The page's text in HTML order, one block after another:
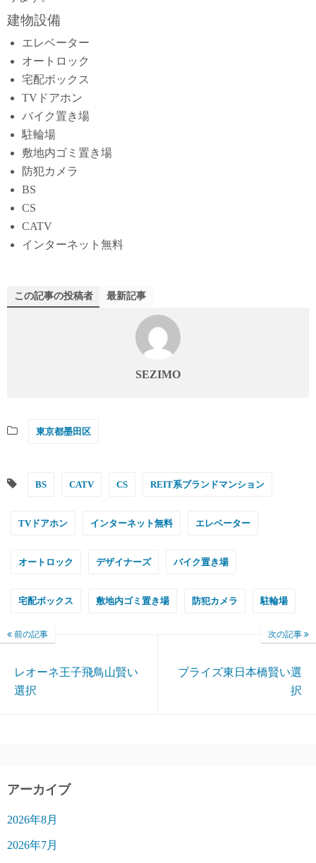
建物設備
エレベーター
オートロック
宅配ボックス
TVドアホン
バイク置き場
駐輪場
敷地内ゴミ置き場
防犯カメラ
BS
CS
CATV
インターネット無料
この記事の投稿者 最新記事
SEZIMO
東京都墨田区
BS CATV CS REIT系ブランドマンション
TVドアホン インターネット無料 エレベーター
オートロック デザイナーズ バイク置き場
宅配ボックス 敷地内ゴミ置き場 防犯カメラ 駐輪場
前の記事
レオーネ王子飛鳥山賢い
選択
次の記事
ブライズ東日本橋賢い選
択
アーカイブ
2026年8月
2026年7月